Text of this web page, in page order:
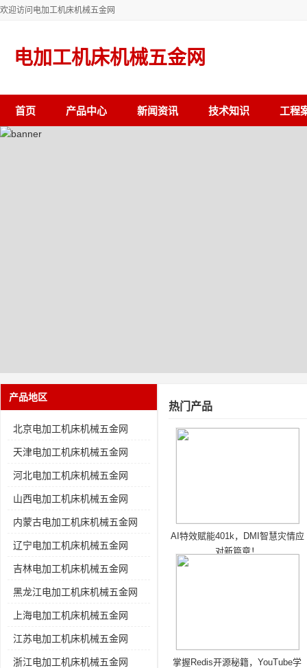
欢迎访问电加工机床机械五金网
电加工机床机械五金网
首页 产品中心 新闻资讯 技术知识 工程
产品地区
北京电加工机床机械五金网
天津电加工机床机械五金网
河北电加工机床机械五金网
山西电加工机床机械五金网
内蒙古电加工机床机械五金网
辽宁电加工机床机械五金网
吉林电加工机床机械五金网
黑龙江电加工机床机械五金网
上海电加工机床机械五金网
江苏电加工机床机械五金网
浙江电加工机床机械五金网
热门产品
AI特效赋能401k，DMI智慧灾情应
对新篇章！
掌握Redis开源秘籍，YouTube学